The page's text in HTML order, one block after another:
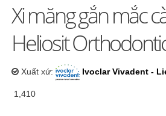
Xi măng gắn mắc
Heliosit
Xuất xứ: Ivoclar Vivadent -
1,410